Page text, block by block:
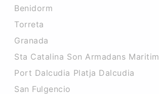
Benidorm
Torreta
Granada
Sta Catalina Son Armadans Maritim
Port Dalcudia Platja Dalcudia
San Fulgencio